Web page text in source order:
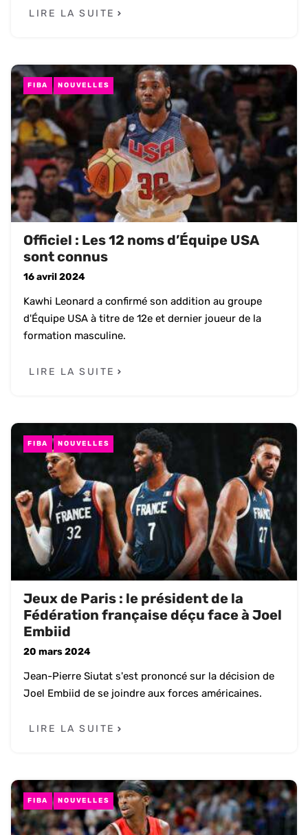
LIRE LA SUITE
FIBA NOUVELLES
Officiel : Les 12 noms d’Équipe USA
sont connus
16 avril 2024
Kawhi Leonard a confirmé son addition au groupe
d'Équipe USA à titre de 12e et dernier joueur de la
formation masculine.
LIRE LA SUITE
FIBA NOUVELLES
Jeux de Paris : le président de la
Fédération française déçu face à Joel
Embiid
20 mars 2024
Jean-Pierre Siutat s'est prononcé sur la décision de
Joel Embiid de se joindre aux forces américaines.
LIRE LA SUITE
FIBA NOUVELLES